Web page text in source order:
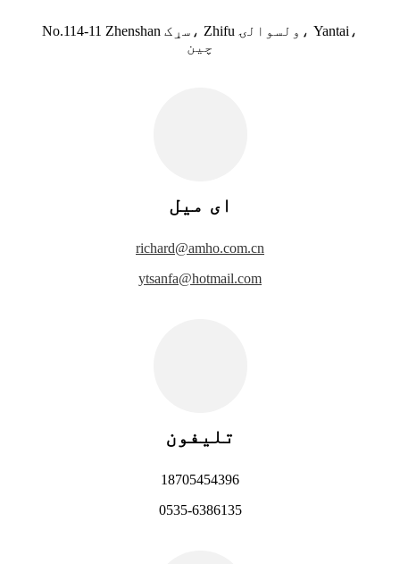
No.114-11 Zhenshan سړک، Zhifu ولسوالۍ، Yantai،
چین
ای میل
richard@amho.com.cn
ytsanfa@hotmail.com
تلیفون
18705454396
0535-6386135